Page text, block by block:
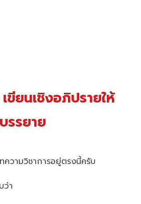
ยนเชิงอภิปรายให้
รรยาย
วามวิชาการอยู่ตรงนี้ครับ
ว่า